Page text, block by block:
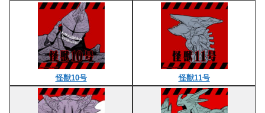
怪獣10号 怪獣11号